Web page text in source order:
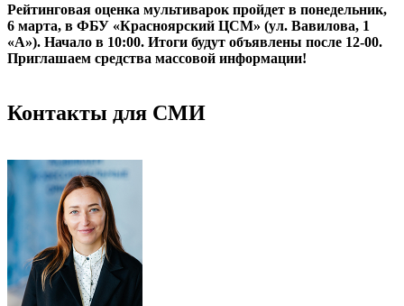
Рейтинговая оценка мультиварок пройдет в понедельник,
6 марта, в ФБУ «Красноярский ЦСМ» (ул. Вавилова, 1
«А»). Начало в 10:00. Итоги будут объявлены после 12-00.
Приглашаем средства массовой информации!
Контакты для СМИ